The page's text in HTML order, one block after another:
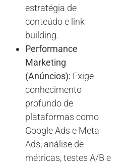
estratégia de
conteúdo e link
building.
Performance
Marketing
(Anúncios): Exige
conhecimento
profundo de
plataformas como
Google Ads e Meta
Ads, análise de
métricas, testes A/B e